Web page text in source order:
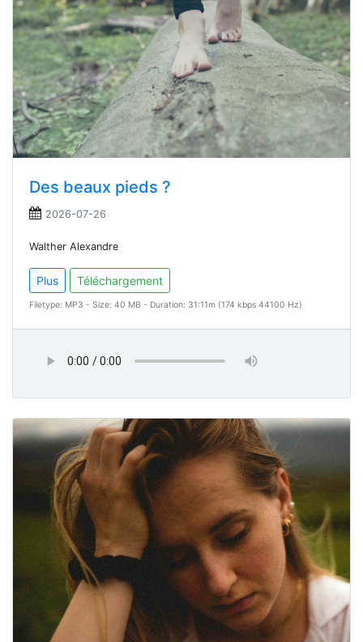
Des beaux pieds ?
2026-07-26
Walther Alexandre
Plus Téléchargement
Filetype: MP3 - Size: 40 MB - Duration: 31:11m (174 kbps 44100 Hz)